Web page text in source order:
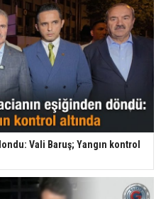
Vali Baruş; Yangın kontrol